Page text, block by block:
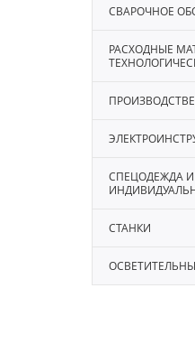
СВАРОЧНОЕ
РАСХОДНЫЕ
СПЕЦОДЕЖДА И
СТАНКИ